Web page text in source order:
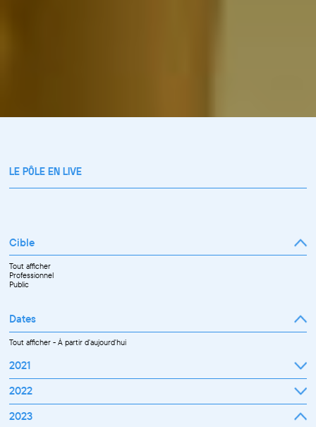
LE PÔLE EN LIVE
Cible
Tout afficher
Professionnel
Public
Dates
Tout afficher-À partir d'aujourd'hui
2021
Septembre
Novembre
Décembre
2022
Janvier
2023